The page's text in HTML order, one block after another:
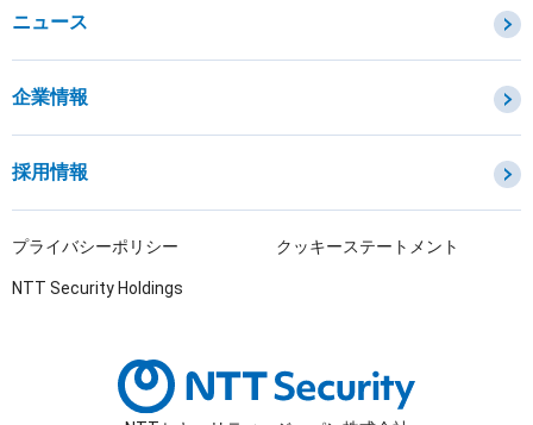
OTセキュリティ
IoTプロダクトセキュリティ
ニュース
企業情報
採用情報
プライバシーポリシー クッキーステートメント
NTT Security Holdings